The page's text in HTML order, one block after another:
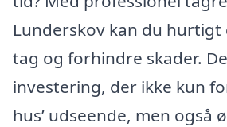
Lunderskov kan du
tag og forhindre skader.
investering, der ikke kun
hus’ udseende, men også